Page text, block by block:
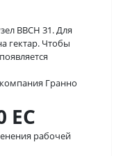
ВВСН 31. Для
гектар. Чтобы
Гранно
ЕС
рабочей